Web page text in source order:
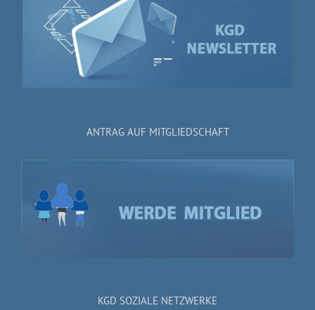
ANTRAG AUF MITGLIEDSCHAFT
KGD SOZIALE NETZWERKE